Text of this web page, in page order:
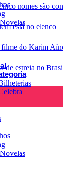
nomes são
está no elenco
do Karim
de estreia no